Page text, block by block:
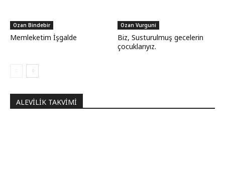
Ozan Bindebir
Memleketim İşgalde
Ozan Vurguni
Biz, Susturulmuş gecelerin
çocuklarıyız.
ALEVILIK TAKVIMI